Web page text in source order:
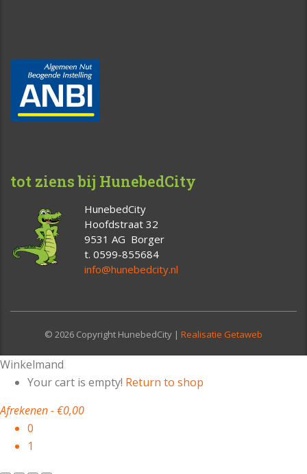
tot ziens bij HunebedCity
HunebedCity
Hoofdstraat 32
9531 AG Borger
t. 0599-855684
info@hunebedcity.nl
© 2026 Copyright HunebedCity | Realisatie Getaweb
Winkelmand
Your cart is empty! Return to shop
Afrekenen-€0,00
0
1